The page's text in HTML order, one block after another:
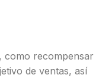
como recompensar
de ventas, así